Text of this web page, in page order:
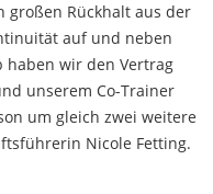
großen Rückhalt aus der
auf und neben
haben wir den Vertrag
unserem Co-Trainer
um gleich zwei weitere
Nicole Fetting.